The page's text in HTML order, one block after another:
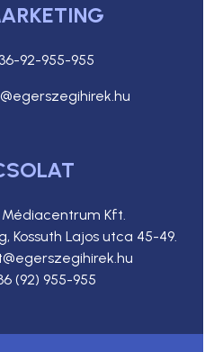
92-955-955
Kft.
Kossuth Lajos utca 45-49.
(92) 955-955